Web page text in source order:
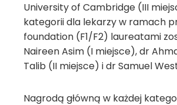
University of Cambridge (III
kategorii dla lekarzy w ramach
foundation (F1/F2) laureatami
Naireen Asim (I miejsce), dr
Talib (II miejsce) i dr Samuel
Nagrodą główną w każdej